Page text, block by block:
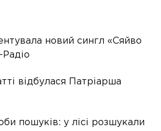
новий сингл «Сяйво
відбулася Патріарша
пошуків: у лісі розшукали